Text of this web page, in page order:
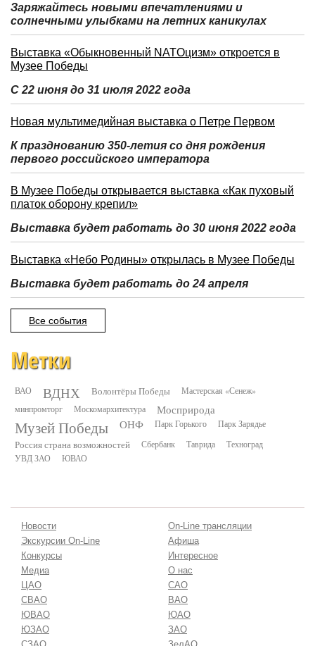
Заряжайтесь новыми впечатлениями и
солнечными улыбками на летних каникулах
Выставка «Обыкновенный NATOцизм» откроется в
Музее Победы
С 22 июня до 31 июля 2022 года
Новая мультимедийная выставка о Петре Первом
К празднованию 350-летия со дня рождения
первого российского императора
В Музее Победы открывается выставка «Как пуховый
платок оборону крепил»
Выставка будет работать до 30 июня 2022 года
Выставка «Небо Родины» открылась в Музее Победы
Выставка будет работать до 24 апреля
Все события
Метки
ВАО ВДНХ Волонтёры Победы
Мастерская «Сенеж»
минпромторг
Москомархитектура Мосприрода
Музей Победы ОНФ Парк Горького Парк Зарядье
Россия страна возможностей Сбербанк Таврида
Техноград
УВД ЗАО
ЮВАО
Новости
On-Line трансляции
Экскурсии On-Line
Афиша
Конкурсы
Интересное
Медиа
О нас
ЦАО
САО
СВАО
ВАО
ЮВАО
ЮАО
ЮЗАО
ЗАО